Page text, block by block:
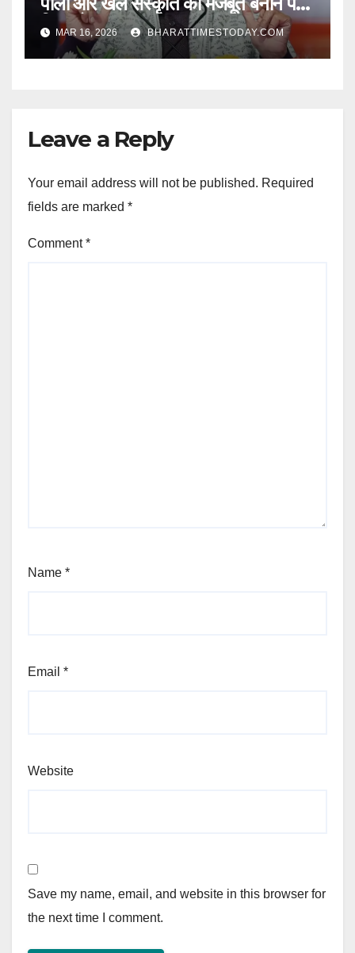
दिया जोर l
MAR 16, 2026 BHARATTIMESTODAY.COM
Leave a Reply
Your email address will not be published. Required
fields are marked *
Comment*
Name *
Email *
Website
Save my name, email, and website in this browser for
the next time I comment.